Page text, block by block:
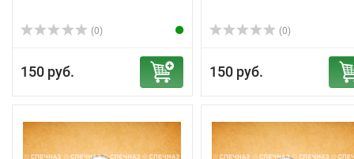
(0)
150 руб.
(0)
150 руб.